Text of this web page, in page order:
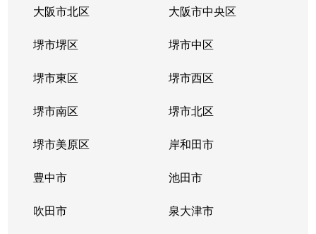
大阪市北区 大阪市中央区
堺市堺区 堺市中区
堺市東区 堺市西区
堺市南区 堺市北区
堺市美原区 岸和田市
豊中市 池田市
吹田市 泉大津市